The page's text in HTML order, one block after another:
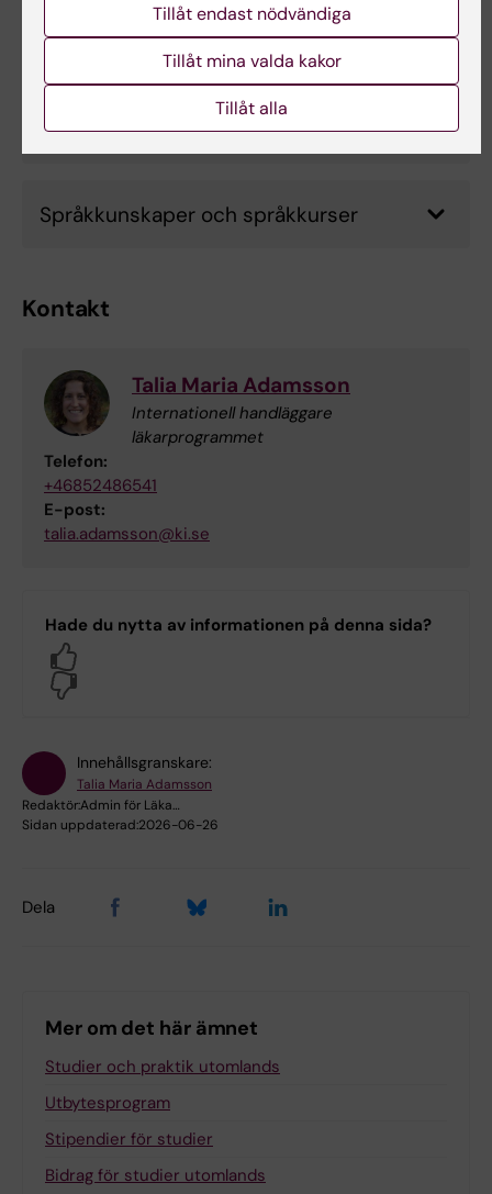
Klinisk erfarenhet för studier utanför
Europa
Vad läser jag som utbytesstudent?
Språkkunskaper och språkkurser
Kontakt
Talia Maria Adamsson
Internationell handläggare
läkarprogrammet
Telefon:
+46852486541
E-post:
talia.adamsson@ki.se
Hade du nytta av informationen på denna sida?
Innehållsgranskare:
Talia Maria Adamsson
Redaktör:Admin för Läka…
Sidan uppdaterad:2026-06-26
Dela
Mer om det här ämnet
Studier och praktik utomlands
Utbytesprogram
Stipendier för studier
Bidrag för studier utomlands
Tillåt endast nödvändiga
Tillåt mina valda kakor
Tillåt alla